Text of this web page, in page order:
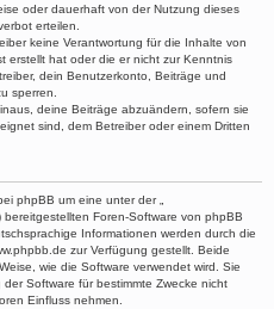
oder dauerhaft von der Nutzung dieses
erteilen.
keine Verantwortung für die Inhalte von
erstellt hat oder die er nicht zur Kenntnis
dein Benutzerkonto, Beiträge und
sperren.
deine Beiträge abzuändern, sofern sie
sind, dem Betreiber oder einem Dritten
phpBB um eine unter der „
bereitgestellten Foren-Software von phpBB
Informationen werden durch die
zur Verfügung gestellt. Beide
wie die Software verwendet wird. Sie
Software für bestimmte Zwecke nicht
Einfluss nehmen.